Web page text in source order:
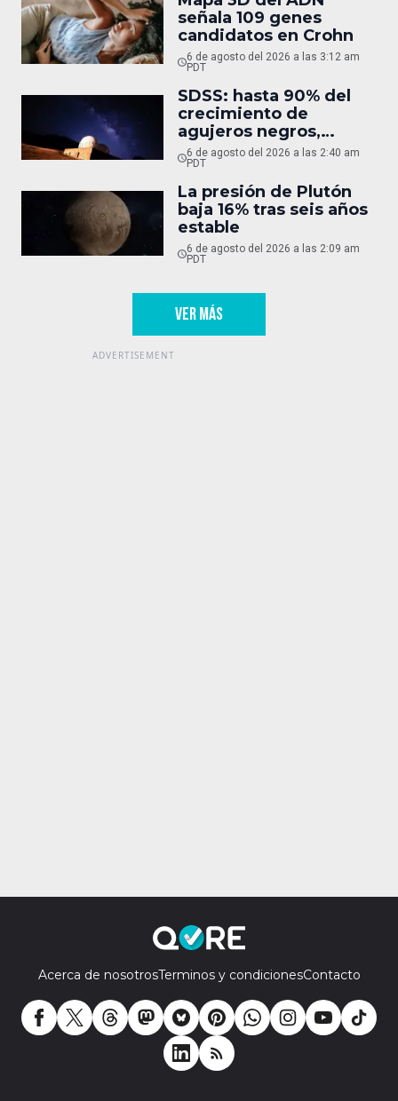
señala 109 genes
candidatos en Crohn
6 de agosto del 2026 a las 3:12 am
PDT
SDSS: hasta 90% del
crecimiento de
agujeros negros,
oculto
6 de agosto del 2026 a las 2:40 am
PDT
La presión de Plutón
baja 16% tras seis años
estable
6 de agosto del 2026 a las 2:09 am
PDT
VER MÁS
Acerca de nosotrosTerminos y condicionesContacto